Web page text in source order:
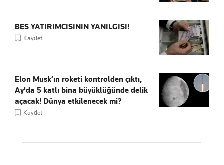
BES YATIRIMCISININ YANILGISI!
Kaydet
Elon Musk’ın roketi kontrolden çıktı,
Ay'da 5 katlı bina büyüklüğünde delik
açacak! Dünya etkilenecek mi?
Kaydet